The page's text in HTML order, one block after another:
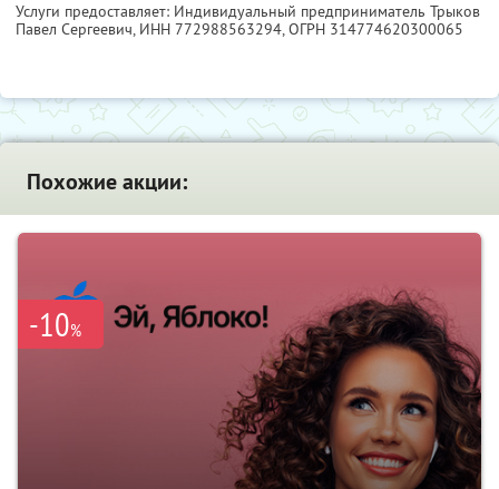
Услуги предоставляет: Индивидуальный предприниматель Трыков
Павел Сергеевич, ИНН 772988563294, ОГРН 314774620300065
Похожие акции:
-10%